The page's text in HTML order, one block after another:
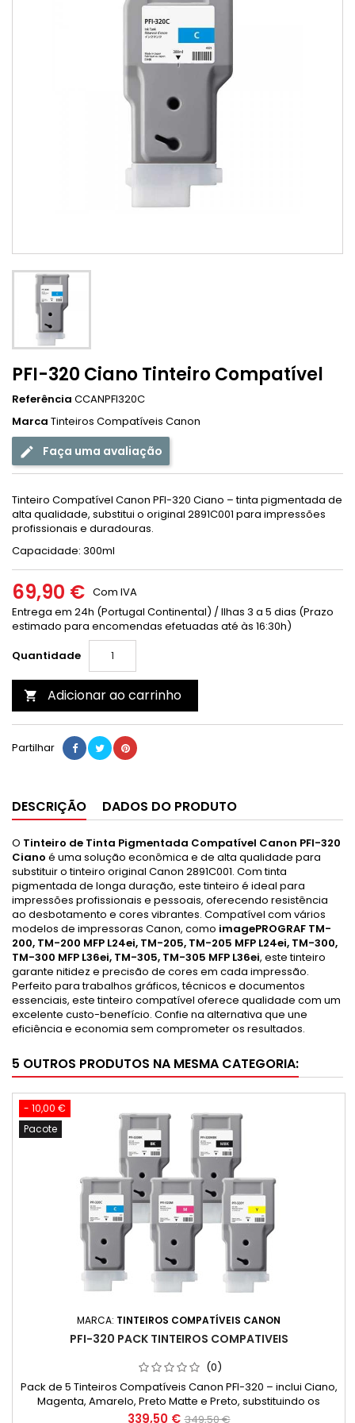
PFI-320 Ciano Tinteiro Compatível
Referência CCANPFI320C
Marca Tinteiros Compatíveis Canon
Faça uma avaliação
Tinteiro Compatível Canon PFI-320 Ciano – tinta pigmentada de
alta qualidade, substitui o original 2891C001 para impressões
profissionais e duradouras.
Capacidade: 300ml
69,90 € Com IVA
Entrega em 24h (Portugal Continental) / Ilhas 3 a 5 dias (Prazo
estimado para encomendas efetuadas até às 16:30h)
Quantidade
 Adicionar ao carrinho
Partilhar
DESCRIÇÃO DADOS DO PRODUTO
O Tinteiro de Tinta Pigmentada Compatível Canon PFI-320
Ciano é uma solução econômica e de alta qualidade para
substituir o tinteiro original Canon 2891C001. Com tinta
pigmentada de longa duração, este tinteiro é ideal para
impressões profissionais e pessoais, oferecendo resistência
ao desbotamento e cores vibrantes. Compatível com vários
modelos de impressoras Canon, como imagePROGRAF TM-
200, TM-200 MFP L24ei, TM-205, TM-205 MFP L24ei, TM-300,
TM-300 MFP L36ei, TM-305, TM-305 MFP L36ei, este tinteiro
garante nitidez e precisão de cores em cada impressão.
Perfeito para trabalhos gráficos, técnicos e documentos
essenciais, este tinteiro compatível oferece qualidade com um
excelente custo-benefício. Confie na alternativa que une
eficiência e economia sem comprometer os resultados.
5 OUTROS PRODUTOS NA MESMA CATEGORIA:
- 10,00 €
Pacote
MARCA: TINTEIROS COMPATÍVEIS CANON
PFI-320 PACK TINTEIROS COMPATIVEIS
(0)
Pack de 5 Tinteiros Compatíveis Canon PFI-320 – inclui Ciano,
Magenta, Amarelo, Preto Matte e Preto, substituindo os
originais 2891C001, 2892C001, 2893C001, 2889C001. Alta
Preço
339,50 € Preço
349,50 €